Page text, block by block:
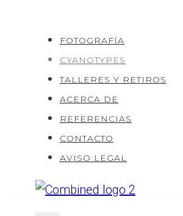
FOTOGRAFÍA
CYANOTYPES
TALLERES Y RETIROS
ACERCA DE
REFERENCIAS
CONTACTO
AVISO LEGAL